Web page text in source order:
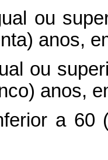
ou
anos,
ou
anos,
a 60